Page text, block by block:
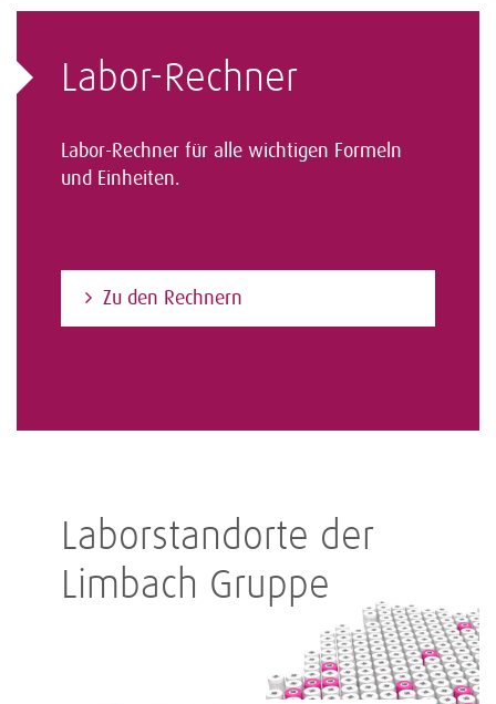
Labor-Rechner
Labor-Rechner für alle wichtigen Formeln
und Einheiten.
Zu den Rechnern
Laborstandorte der
Limbach Gruppe